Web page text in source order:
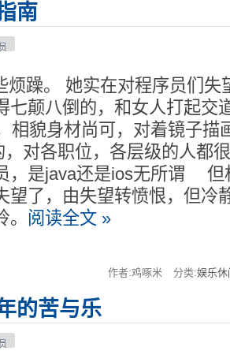
南
躁。 她实在对程序员们失
七颠八倒的，和女人打
相貌身材尚可，对着镜子描
，对各职位，各层级的人都
，是java还是ios无所谓 但
望了，由失望转愤恨，但冷
阅读全文 »
作者:鸡啄米 分类:娱乐休
的苦与乐